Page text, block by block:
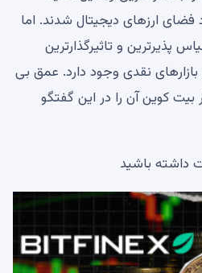
فضای ارزهای دیجیتال شدند. اما
پذیرترین و تاثیرگذارترین
نقدی وجود دارد. عمق بی
کوین آن را در این گفتگو
باشید